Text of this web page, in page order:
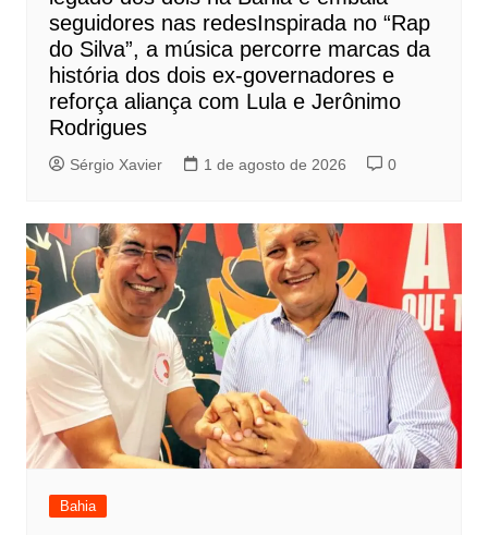
seguidores nas redesInspirada no “Rap
do Silva”, a música percorre marcas da
história dos dois ex-governadores e
reforça aliança com Lula e Jerônimo
Rodrigues
Sérgio Xavier 1 de agosto de 2026 0
Bahia